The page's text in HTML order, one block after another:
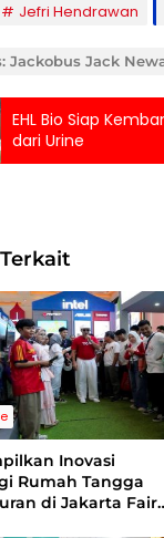
Jefri Hendrawan
Jackobus Jack
EHL Bio Siap
dari Urine
Inovasi
Rumah Tangga
di Jakarta Fair